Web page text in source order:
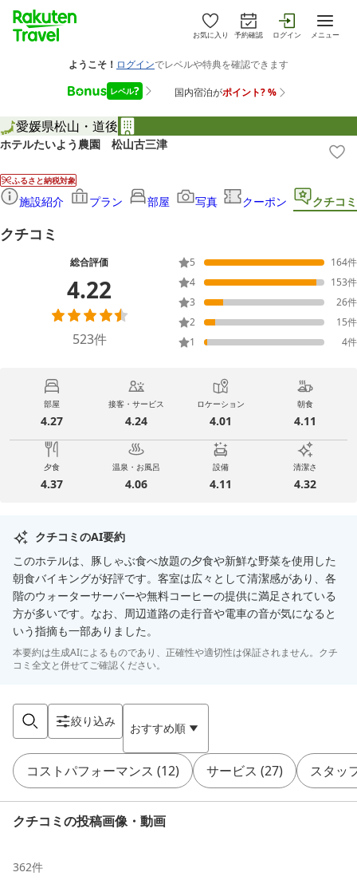
お気に入り 予約確認 ログイン メニュー
愛媛県松山・道後
ホテルたいよう農園 松山古三津
ふるさと納税対象
施設紹介 プラン 部屋 写真 クーポン クチコミ
クチコミ
総合評価
4.22
523件
5 164件
4
153件
3
26件
2
15件
1
4件
部屋
4.27
接客・サービス
4.24
ロケーション
4.01
朝食
4.11
夕食
4.37
温泉・お風呂
4.06
設備
4.11
清潔さ
4.32
クチコミのAI要約
このホテルは、豚しゃぶ食べ放題の夕食や新鮮な野菜を使用した
朝食バイキングが好評です。客室は広々として清潔感があり、各
階のウォーターサーバーや無料コーヒーの提供に満足されている
方が多いです。なお、周辺道路の走行音や電車の音が気になると
いう指摘も一部ありました。
本要約は生成AIによるものであり、正確性や適切性は保証されません。クチ
コミ全文と併せてご確認ください。
絞り込み おすすめ順
コストパフォーマンス (12) サービス (27) スタッ
クチコミの投稿画像・動画
362件